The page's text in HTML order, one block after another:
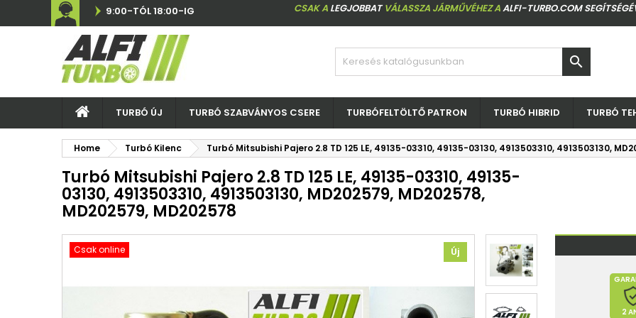
9:00-TÓL 18:00-IG CSAK A LEGJOBBATVÁLASSZA JÁRMŰVÉHEZ AALFI-TURBO.COM

TURBÓ ÚJ TURBÓ SZABVÁNYOS CSERE TURBÓFELTÖLTŐ PATRON TURBÓ HIBRID TURBÓ
Home Turbó Kilenc Turbó Mitsubishi Pajero 2.8 TD 125 LE, 49135-03310, 49135-03130, 4913503310, 4913503130,
Turbó Mitsubishi Pajero 2.8 TD 125 LE, 49135-03310, 49135-
03130, 4913503310, 4913503130, MD202579, MD202578,
MD202579, MD202578
Csak online Új
2